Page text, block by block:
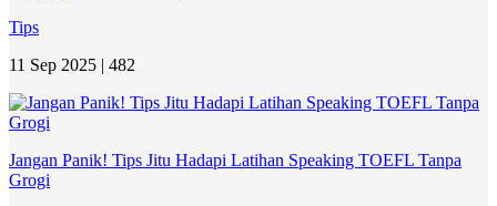
Tips
11 Sep 2025 | 482
Jangan Panik! Tips Jitu Hadapi Latihan Speaking TOEFL Tanpa
Grogi